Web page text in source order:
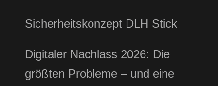
Sicherheitskonzept DLH Stick
Digitaler Nachlass 2026: Die
größten Probleme – und eine